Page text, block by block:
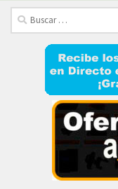
Buscar: